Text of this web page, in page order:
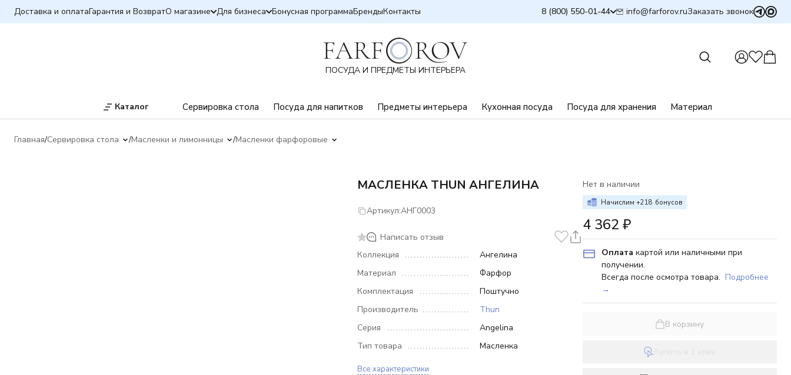
Доставка и оплатаГарантия и ВозвратО магазине Для бизнеса Бонусная программаБрендыКонтакты 8 (800) 550-01-44 info@farforov.ruЗаказать звонок
ПОСУДА И ПРЕДМЕТЫ ИНТЕРЬЕРА
Каталог Сервировка стола Посуда для напитков Предметы интерьера Кухонная посуда Посуда для хранения Материал
Главная Сервировка стола Масленки и лимонницы Масленки фарфоровые
МАСЛЕНКА THUN АНГЕЛИНА
Артикул:АНГ0003
Написать отзыв
Коллекция
Ангелина
Материал
Фарфор
Комплектация
Поштучно
Производитель
Thun
Серия
Angelina
Тип товара
Масленка
Все характеристики
Нет в наличии
Начислим +218 бонусов
4 362 ₽
Оплата картой или наличными при
получении.
Всегда после осмотра товара. Подробнее
→
В корзину